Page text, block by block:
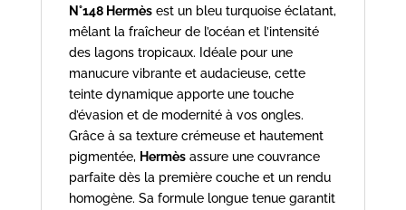
N°148 Hermèsest un bleu turquoise éclatant,
mêlant la fraîcheur de l’océan et l’intensité
des lagons tropicaux. Idéale pour une
manucure vibrante et audacieuse, cette
teinte dynamique apporte une touche
d’évasion et de modernité à vos ongles.
Grâce à sa texture crémeuse et hautement
pigmentée, Hermèsassure une couvrance
parfaite dès la première couche et un rendu
homogène. Sa formule longue tenue garantit